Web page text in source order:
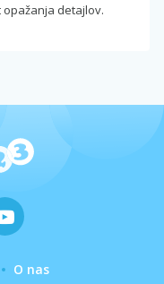
detajlov.
O nas